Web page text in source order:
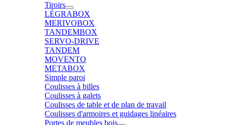
Tiroirs
LÉGRABOX
MERIVOBOX
TANDEMBOX
SERVO-DRIVE
TANDEM
MOVENTO
METABOX
Simple paroi
Coulisses à billes
Coulisses à galets
Coulisses de table et de plan de travail
Coulisses d'armoires et guidages linéaires
Portes de meubles bois